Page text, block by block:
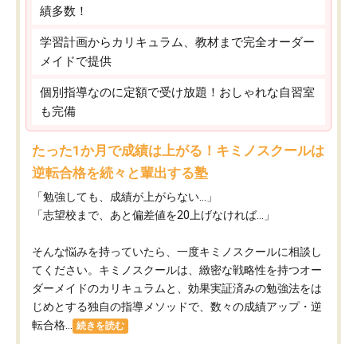
績多数！
学習計画からカリキュラム、教材まで完全オーダー
メイドで提供
個別指導なのに定額で受け放題！おしゃれな自習室
も完備
たった1か月で成績は上がる！キミノスクールは
逆転合格を続々と輩出する塾
「勉強しても、成績が上がらない…」
「志望校まで、あと偏差値を20上げなければ…」
そんな悩みを持っていたら、一度キミノスクールに相談し
てください。キミノスクールは、緻密な戦略性を持つオー
ダーメイドのカリキュラムと、効果実証済みの勉強法をは
じめとする独自の指導メソッドで、数々の成績アップ・逆
転合格...
続きを読む